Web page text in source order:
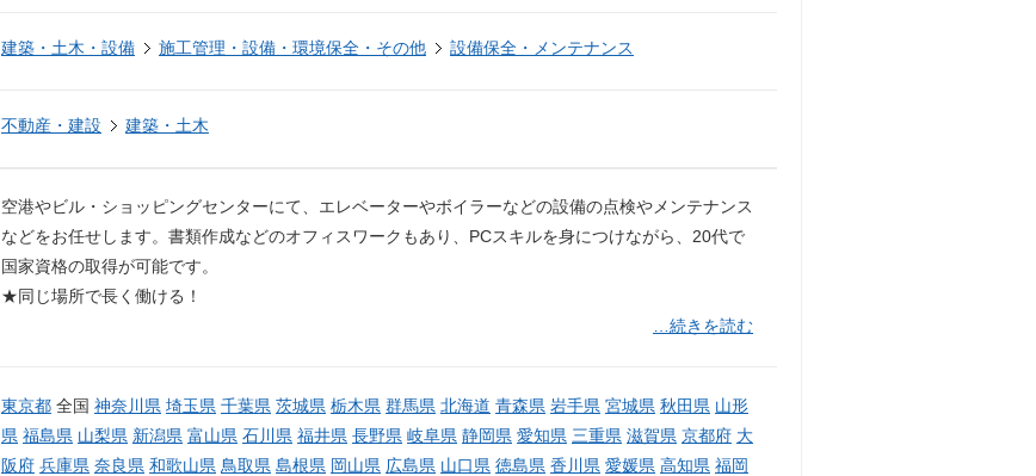
建築・土木・設備 施工管理・設備・環境保全・その他 設備保全・メンテナンス
不動産・建設 建築・土木
空港やビル・ショッピングセンターにて、エレベーターやボイラーなどの設備の点検やメンテナンス
などをお任せします。書類作成などのオフィスワークもあり、PCスキルを身につけながら、20代で
国家資格の取得が可能です。
★同じ場所で長く働ける！
…続きを読む
東京都 全国 神奈川県 埼玉県 千葉県 茨城県 栃木県 群馬県 北海道 青森県 岩手県 宮城県 秋田県 山形
県 福島県 山梨県 新潟県 富山県 石川県 福井県 長野県 岐阜県 静岡県 愛知県 三重県 滋賀県 京都府 大
阪府 兵庫県 奈良県 和歌山県 鳥取県 島根県 岡山県 広島県 山口県 徳島県 香川県 愛媛県 高知県 福岡